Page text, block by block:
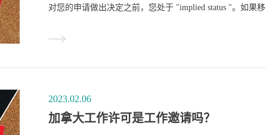
对您的申请做出决定之前，您处于 "implied status "。如果移
快速通道档案中现有雇主的工作机会信息将转入您的申请。
2023.02.06
加拿大工作许可是工作邀请吗？